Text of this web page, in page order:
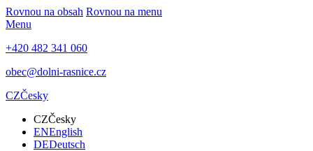
Rovnou na obsah Rovnou na menu
Menu
+420 482 341 060
obec@dolni-rasnice.cz
CZČesky
CZČesky
ENEnglish
DEDeutsch